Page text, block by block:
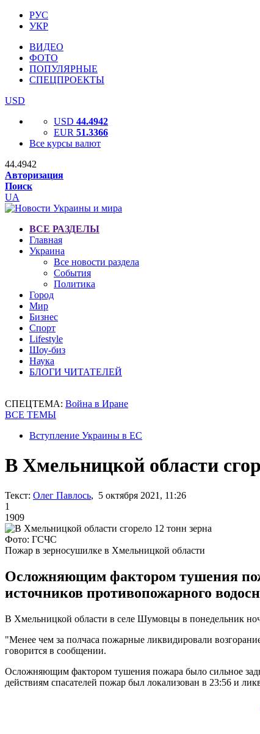
РУС
УКР
ВИДЕО
ФОТО
ПОПУЛЯРНЫЕ
СПЕЦПРОЕКТЫ
USD
USD 44.4942
EUR 51.3366
Все курсы валют
44.4942
Авторизация
Поиск
UA
ВСЕ РАЗДЕЛЫ
Главная
Украина
Все новости раздела
События
Политика
Город
Мир
Бизнес
Спорт
Lifestyle
Шоу-биз
Наука
БЛОГИ ЧИТАТЕЛЕЙ
СПЕЦТЕМА: Война в Иране
ВСЕ ТЕМЫ
Вступление Украины в ЕС
В Хмельницкой области
Текст: Олег Павлось, 5 октября 2021, 11:26
1
1909
Фото: ГСЧС
Пожар в зерносушилке в Хмельницкой области
Осложняющим фактором тушения
источников противопожарного
В Хмельницкой области в селе Шумовцы в понедельник
"Менее чем за полчаса пожарные ликвидировали
говорится в сообщении.
Осложняющим фактором тушения пожара было сильное
действиям спасателей пожар был локализован в 23:56 и